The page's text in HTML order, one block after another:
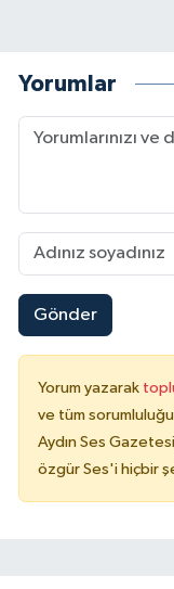
Yorumlar
Gönder
Yorum yazarak
ve tüm
Aydın Ses
özgür Ses'i hiçbir